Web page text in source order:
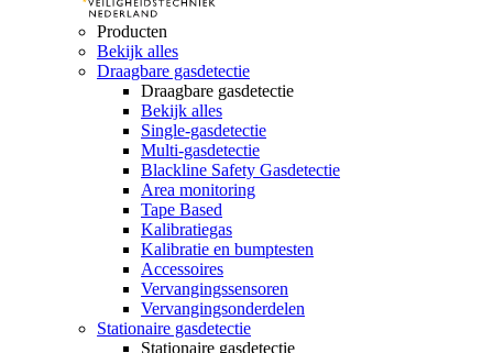
Producten
Bekijk alles
Draagbare gasdetectie
Draagbare gasdetectie
Bekijk alles
Single-gasdetectie
Multi-gasdetectie
Blackline Safety Gasdetectie
Area monitoring
Tape Based
Kalibratiegas
Kalibratie en bumptesten
Accessoires
Vervangingssensoren
Vervangingsonderdelen
Stationaire gasdetectie
Stationaire gasdetectie